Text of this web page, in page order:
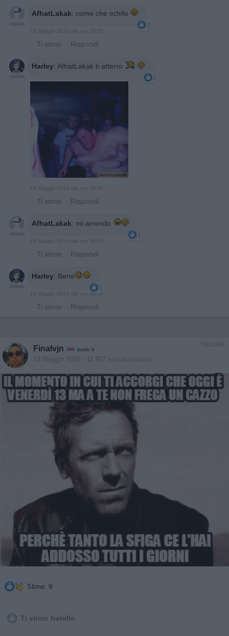
AfhatLakak: come che schifo
2
· Ti stimo · Rispondi
Harley: AfhatLakak ti atterro
1
· Ti stimo · Rispondi
AfhatLakak: mi arrendo
1
· Ti stimo · Rispondi
Harley: Bene
1
15 Maggio 2016 alle ore 19:08
· Ti stimo · Rispondi
Vaccata
Finalvjn livello 6
13 Maggio 2016 - 11.937 visualizzazioni
Stime: 9
Ti stimo fratello